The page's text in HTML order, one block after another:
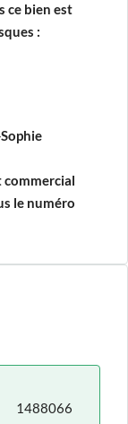
ce bien est
:
commercial
le numéro
1488066